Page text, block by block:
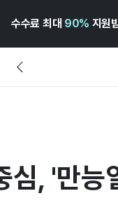
수수료 최대 90% 지원
심, '만